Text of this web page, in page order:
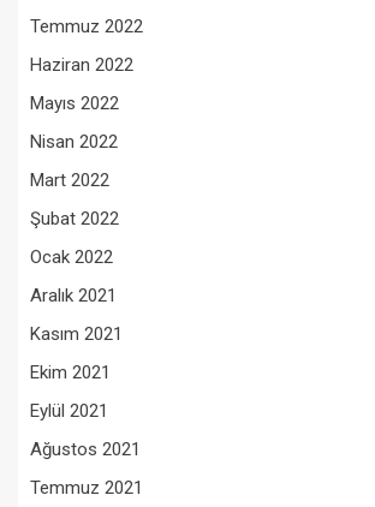
Temmuz 2022
Haziran 2022
Mayıs 2022
Nisan 2022
Mart 2022
Şubat 2022
Ocak 2022
Aralık 2021
Kasım 2021
Ekim 2021
Eylül 2021
Ağustos 2021
Temmuz 2021